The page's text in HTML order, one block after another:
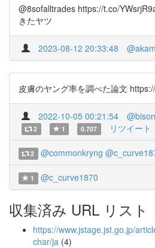
@8sofalltrades https://t.co/
きたヤツ
2023-08-12 20:33:48
皮膚のヤング率を調べた論文
2022-10-05 00:21:54
2 1 0.707 リツイー
2 @commonkryng
1 @c_curve1870
収集済み URL リスト
https://www.jstage.jst.go.jp/
char/ja (4)